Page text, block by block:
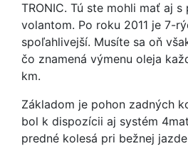
TRONIC. Tú ste mohli mať aj
volantom. Po roku 2011 je 7-
spoľahlivejší. Musíte sa oň
čo znamená výmenu oleja
km.
Základom je pohon zadných
bol k dispozícii aj systém
predné kolesá pri bežnej